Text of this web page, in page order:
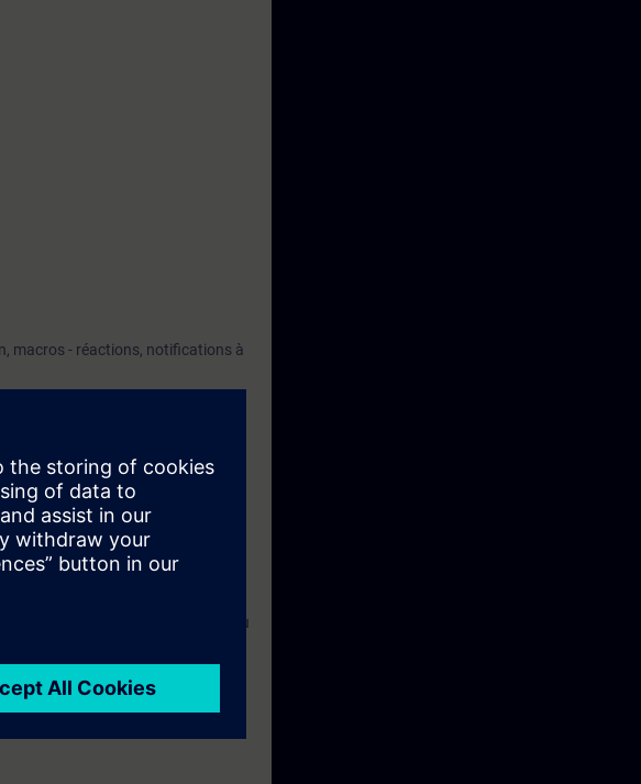
macros - réactions, notifications à
d’installation de vos
de niveau intermédiaire, avancé ou